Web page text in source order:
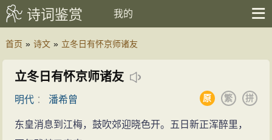
诗词鉴赏 我的
首页 » 诗文 » 立冬日有怀京师诸友
立冬日有怀京师诸友
明代 ： 潘希曾 拼
繁
原
东皇消息到江梅，鼓吹郊迎晓色开。五日新正浑醉里，